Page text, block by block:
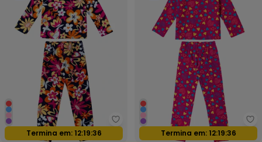
Select - Pijama Infantil
Oferta relâmpago
Termina em: 12:19:34 Oferta relâmpago
Termina em: 12:19:34